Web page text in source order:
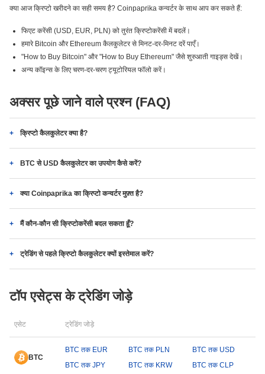
क्या आज क्रिप्टो खरीदने का सही समय है? Coinpaprika कन्वर्टर के साथ आप कर सकते हैं:
फिएट करेंसी (USD, EUR, PLN) को तुरंत क्रिप्टोकरेंसी में बदलें।
हमारे Bitcoin और Ethereum कैलकुलेटर से मिनट-दर-मिनट दरें पाएँ।
"How to Buy Bitcoin" और "How to Buy Ethereum" जैसे शुरुआती गाइड्स देखें।
अन्य कॉइन्स के लिए चरण-दर-चरण ट्यूटोरियल फॉलो करें।
अक्सर पूछे जाने वाले प्रश्न (FAQ)
क्रिप्टो कैलकुलेटर क्या है?
BTC से USD कैलकुलेटर का उपयोग कैसे करें?
क्या Coinpaprika का क्रिप्टो कन्वर्टर मुफ़्त है?
मैं कौन-कौन सी क्रिप्टोकरेंसी बदल सकता हूँ?
ट्रेडिंग से पहले क्रिप्टो कैलकुलेटर क्यों इस्तेमाल करें?
टॉप एसेट्स के ट्रेडिंग जोड़े
एसेट ट्रेडिंग जोड़े
BTC
BTC तक EUR BTC तक PLN
BTC तक USD
BTC तक JPY
BTC तक KRW BTC तक CLP